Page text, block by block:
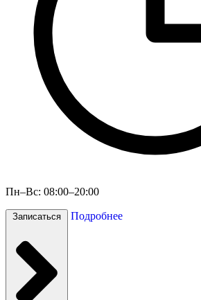
Пн–Вс: 08:00–20:00
Записаться Подробнее